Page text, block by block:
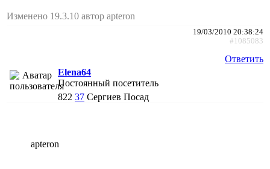
Изменено 19.3.10 автор apteron
19/03/2010 20:38:24
#1085083
Ответить
Elena64
Постоянный посетитель
822 37 Сергиев Посад
apteron